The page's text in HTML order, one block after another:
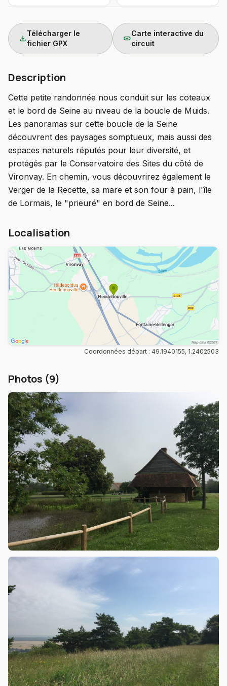
download
Télécharger le
fichier GPX
link
Carte interactive du
circuit
Description
Cette petite randonnée nous conduit sur les coteaux
et le bord de Seine au niveau de la boucle de Muids.
Les panoramas sur cette boucle de la Seine
découvrent des paysages somptueux, mais aussi des
espaces naturels réputés pour leur diversité, et
protégés par le Conservatoire des Sites du côté de
Vironvay. En chemin, vous découvrirez également le
Verger de la Recette, sa mare et son four à pain, l'île
de Lormais, le "prieuré" en bord de Seine...
Localisation
Coordonnées départ : 49.1940155, 1.2402503
Photos (9)